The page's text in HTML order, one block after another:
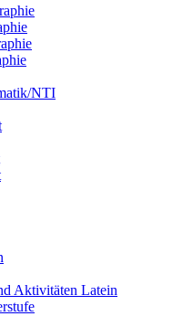
NTI
Aktivitäten Latein